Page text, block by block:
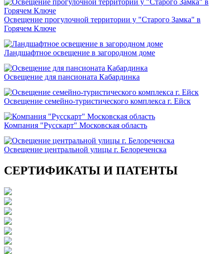
Освещение прогулочной территории у "Старого Замка" в
Горячем Ключе
Ландшафтное освещение в загородном доме
Освещение для пансионата Кабардинка
Освещение семейно-туристического комплекса г. Ейск
Компания "Русскарт" Московская область
Освещение центральной улицы г. Белореченска
СЕРТИФИКАТЫ И ПАТЕНТЫ